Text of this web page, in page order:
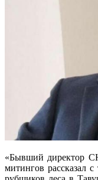
«Бывший директор
митингов рассказал